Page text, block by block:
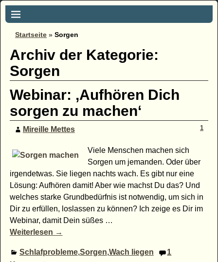
Startseite » Sorgen
Archiv der Kategorie:
Sorgen
Webinar: ‚Aufhören Dich
sorgen zu machen‘
Mireille Mettes 1
Viele Menschen machen sich
Sorgen um jemanden. Oder über
irgendetwas. Sie liegen nachts wach. Es gibt nur eine
Lösung: Aufhören damit! Aber wie machst Du das? Und
welches starke Grundbedürfnis ist notwendig, um sich in
Dir zu erfüllen, loslassen zu können? Ich zeige es Dir im
Webinar, damit Dein süßes …
Weiterlesen →
Schlafprobleme,Sorgen,Wach liegen
1